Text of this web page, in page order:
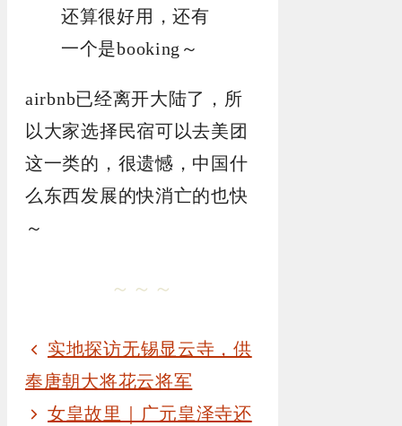
还算很好用，还有
一个是booking～
airbnb已经离开大陆了，所
以大家选择民宿可以去美团
这一类的，很遗憾，中国什
么东西发展的快消亡的也快
～
～～～
实地探访无锡显云寺，供
奉唐朝大将花云将军
女皇故里｜广元皇泽寺还